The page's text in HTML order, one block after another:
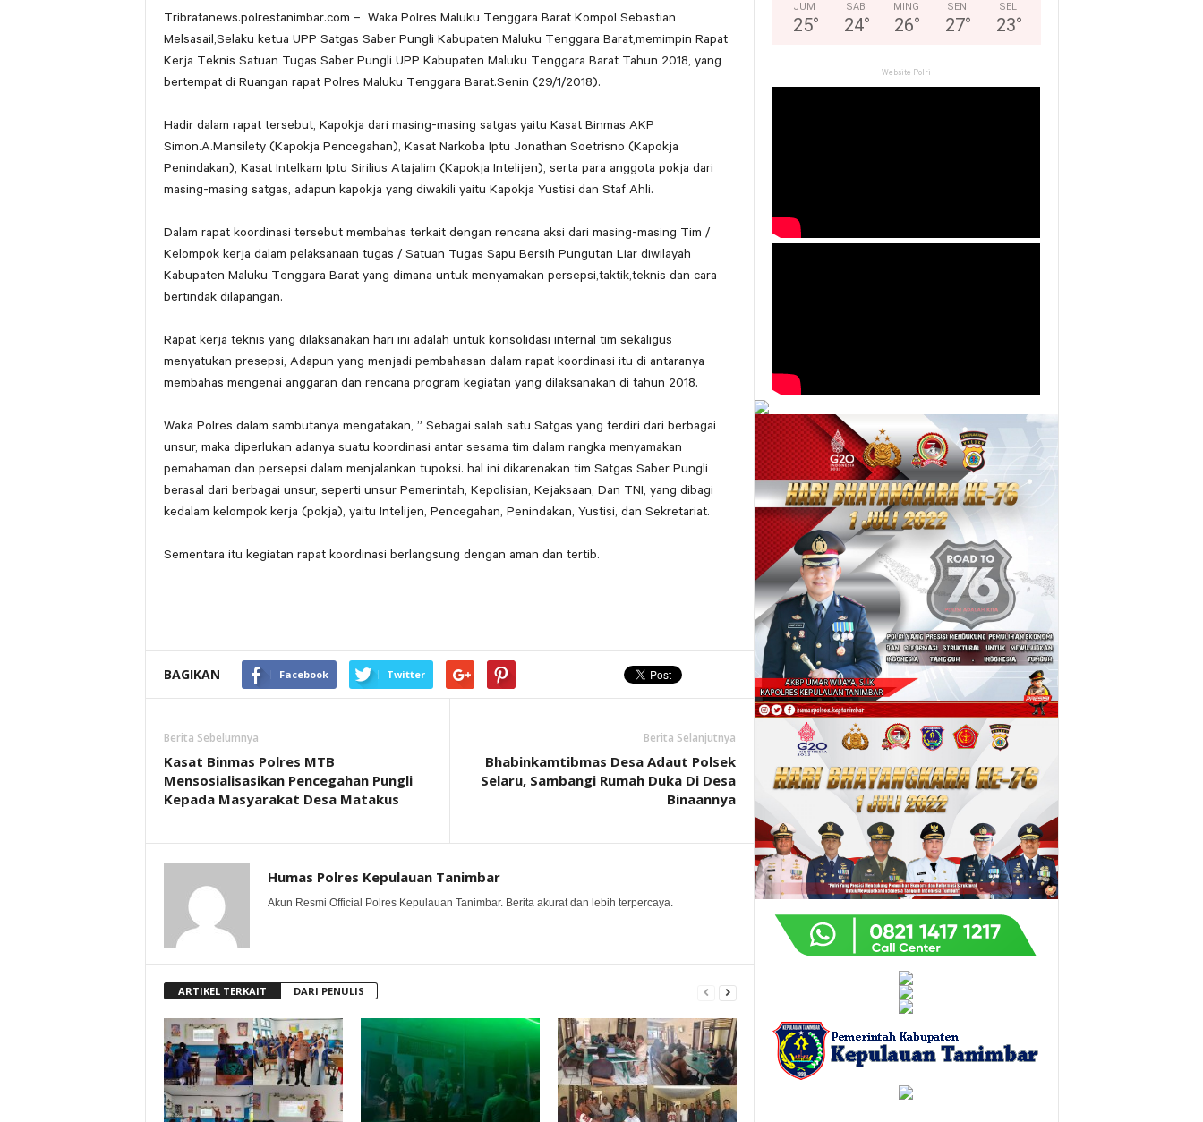
Tribratanews.polrestanimbar.com – Waka Polres Maluku Tenggara Barat Kompol Sebastian
Melsasail,Selaku ketua UPP Satgas Saber Pungli Kabupaten Maluku Tenggara Barat,memimpin Rapat
Kerja Teknis Satuan Tugas Saber Pungli UPP Kabupaten Maluku Tenggara Barat Tahun 2018, yang
bertempat di Ruangan rapat Polres Maluku Tenggara Barat.Senin (29/1/2018).
Hadir dalam rapat tersebut, Kapokja dari masing-masing satgas yaitu Kasat Binmas AKP
Simon.A.Mansilety (Kapokja Pencegahan), Kasat Narkoba Iptu Jonathan Soetrisno (Kapokja
Penindakan), Kasat Intelkam Iptu Sirilius Atajalim (Kapokja Intelijen), serta para anggota pokja dari
masing-masing satgas, adapun kapokja yang diwakili yaitu Kapokja Yustisi dan Staf Ahli.
Dalam rapat koordinasi tersebut membahas terkait dengan rencana aksi dari masing-masing Tim /
Kelompok kerja dalam pelaksanaan tugas / Satuan Tugas Sapu Bersih Pungutan Liar diwilayah
Kabupaten Maluku Tenggara Barat yang dimana untuk menyamakan persepsi,taktik,teknis dan cara
bertindak dilapangan.
Rapat kerja teknis yang dilaksanakan hari ini adalah untuk konsolidasi internal tim sekaligus
menyatukan presepsi, Adapun yang menjadi pembahasan dalam rapat koordinasi itu di antaranya
membahas mengenai anggaran dan rencana program kegiatan yang dilaksanakan di tahun 2018.
Waka Polres dalam sambutanya mengatakan, ” Sebagai salah satu Satgas yang terdiri dari berbagai
unsur, maka diperlukan adanya suatu koordinasi antar sesama tim dalam rangka menyamakan
pemahaman dan persepsi dalam menjalankan tupoksi. hal ini dikarenakan tim Satgas Saber Pungli
berasal dari berbagai unsur, seperti unsur Pemerintah, Kepolisian, Kejaksaan, Dan TNI, yang dibagi
kedalam kelompok kerja (pokja), yaitu Intelijen, Pencegahan, Penindakan, Yustisi, dan Sekretariat.
Sementara itu kegiatan rapat koordinasi berlangsung dengan aman dan tertib.
BAGIKAN Facebook Twitter
Berita Sebelumnya
Kasat Binmas Polres MTB
Mensosialisasikan Pencegahan Pungli
Kepada Masyarakat Desa Matakus
Berita Selanjutnya
Bhabinkamtibmas Desa Adaut Polsek
Selaru, Sambangi Rumah Duka Di Desa
Binaannya
Humas Polres Kepulauan Tanimbar
Akun Resmi Official Polres Kepulauan Tanimbar. Berita akurat dan lebih terpercaya.
ARTIKEL TERKAIT DARI PENULIS
JUM
25°
SAB
24°
MING
26°
SEN
27°
SEL
23°
Website Polri